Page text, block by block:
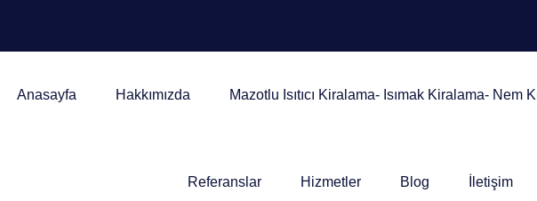
Anasayfa Hakkımızda Mazotlu Isıtıcı Kiralama- Isımak Kiralama- Nem
Referanslar Hizmetler Blog İletişim